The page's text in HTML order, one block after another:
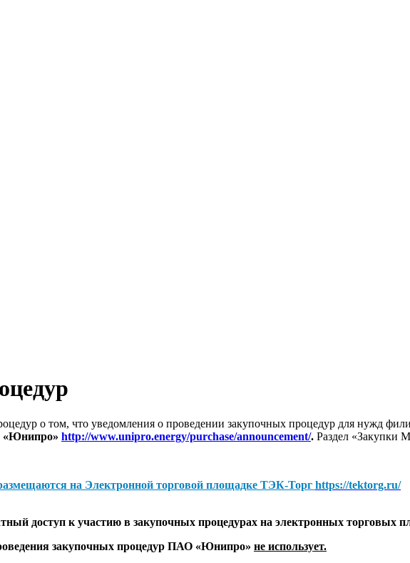
о том, что уведомления о проведении закупочных процедур для нужд
«Юнипро» http://www.unipro.energy/purchase/announcement/. Раздел «Закупки
на Электронной торговой площадке ТЭК-Торг https://tektorg.ru/
доступ к участию в закупочных процедурах на электронных торговых
закупочных процедур ПАО «Юнипро» не использует.